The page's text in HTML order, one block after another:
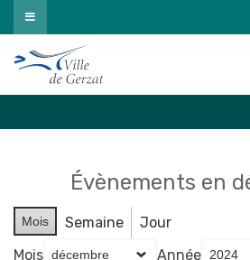
Passer
au
contenu
Évènements en
Mois Semaine
Jour
Mois
Année